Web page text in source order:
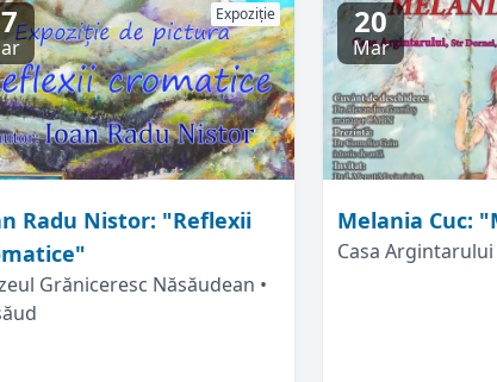
Expoziție
Radu Nistor: "Reflexii
Grăniceresc Năsăudean •
20
Mar
Melania Cuc:
Casa Argintarului